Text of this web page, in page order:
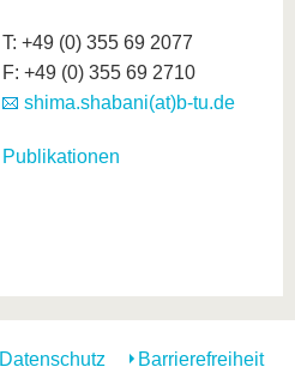
T: +49 (0) 355 69 2077
F: +49 (0) 355 69 2710
shima.shabani(at)b-tu.de
Publikationen
Datenschutz Barrierefreiheit